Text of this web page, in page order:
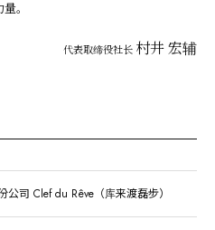
。
代表取缔役社长 村井 宏辅
公司 Clef du Rêve（库来渡磊步）